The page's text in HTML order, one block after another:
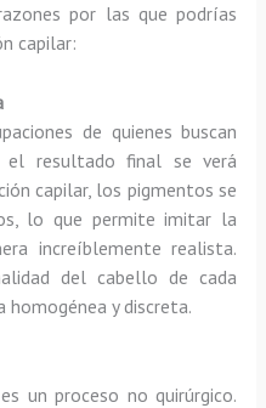
por las que podrías
capilar:
de quienes buscan
el resultado final se verá
capilar, los pigmentos se
lo que permite imitar la
increíblemente realista.
del cabello de cada
homogénea y discreta.
un proceso no quirúrgico.